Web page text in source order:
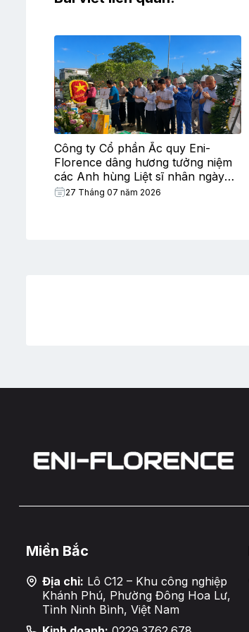
Công ty Cổ phần Ắc quy Eni-
Florence dâng hương tưởng niệm
các Anh hùng Liệt sĩ nhân ngày
Thương binh – Liệt sĩ
27 Tháng 07 năm 2026
Miền Bắc
Địa chỉ: Lô C12 – Khu công nghiệp
Khánh Phú, Phường Đông Hoa Lư,
Tỉnh Ninh Bình, Việt Nam